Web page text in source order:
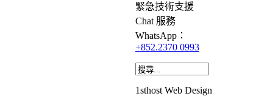
緊急技術支援
Chat 服務
WhatsApp：
+852.2370 0993
1sthost Web Design